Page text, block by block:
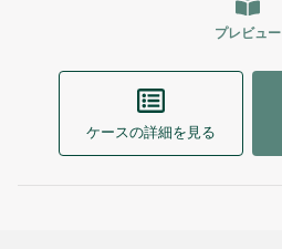
プレビュー
ケースの詳細を見る